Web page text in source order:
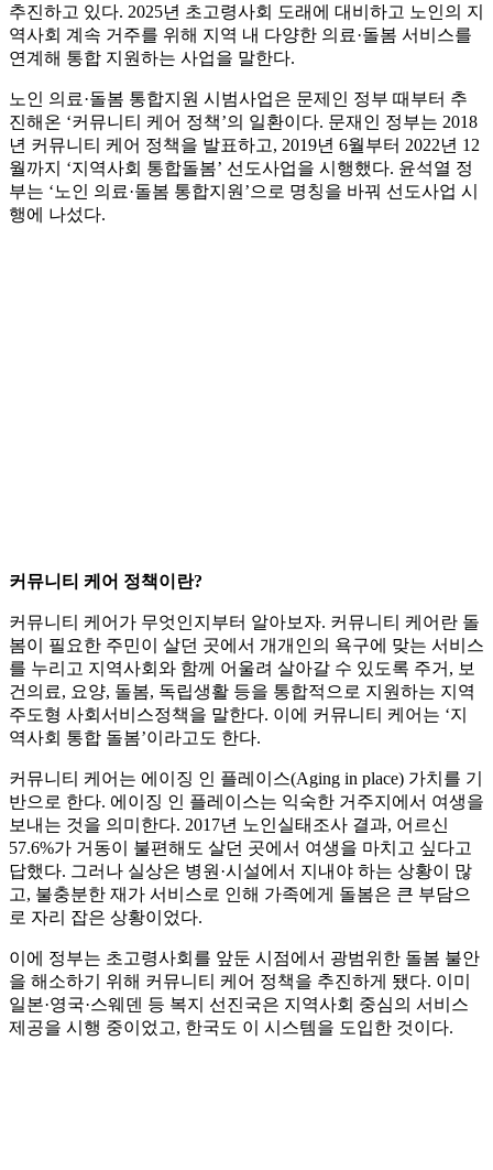
추진하고 있다. 2025년 초고령사회 도래에 대비하고 노인의 지
역사회 계속 거주를 위해 지역 내 다양한 의료·돌봄 서비스를
연계해 통합 지원하는 사업을 말한다.
노인 의료·돌봄 통합지원 시범사업은 문제인 정부 때부터 추
진해온 ‘커뮤니티 케어 정책’의 일환이다. 문재인 정부는 2018
년 커뮤니티 케어 정책을 발표하고, 2019년 6월부터 2022년 12
월까지 ‘지역사회 통합돌봄’ 선도사업을 시행했다. 윤석열 정
부는 ‘노인 의료·돌봄 통합지원’으로 명칭을 바꿔 선도사업 시
행에 나섰다.
커뮤니티 케어 정책이란?
커뮤니티 케어가 무엇인지부터 알아보자. 커뮤니티 케어란 돌
봄이 필요한 주민이 살던 곳에서 개개인의 욕구에 맞는 서비스
를 누리고 지역사회와 함께 어울려 살아갈 수 있도록 주거, 보
건의료, 요양, 돌봄, 독립생활 등을 통합적으로 지원하는 지역
주도형 사회서비스정책을 말한다. 이에 커뮤니티 케어는 ‘지
역사회 통합 돌봄’이라고도 한다.
커뮤니티 케어는 에이징 인 플레이스(Aging in place) 가치를 기
반으로 한다. 에이징 인 플레이스는 익숙한 거주지에서 여생을
보내는 것을 의미한다. 2017년 노인실태조사 결과, 어르신
57.6%가 거동이 불편해도 살던 곳에서 여생을 마치고 싶다고
답했다. 그러나 실상은 병원·시설에서 지내야 하는 상황이 많
고, 불충분한 재가 서비스로 인해 가족에게 돌봄은 큰 부담으
로 자리 잡은 상황이었다.
이에 정부는 초고령사회를 앞둔 시점에서 광범위한 돌봄 불안
을 해소하기 위해 커뮤니티 케어 정책을 추진하게 됐다. 이미
일본·영국·스웨덴 등 복지 선진국은 지역사회 중심의 서비스
제공을 시행 중이었고, 한국도 이 시스템을 도입한 것이다.